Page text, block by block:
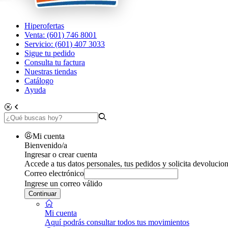
Hiperofertas
Venta: (601) 746 8001
Servicio: (601) 407 3033
Sigue tu pedido
Consulta tu factura
Nuestras tiendas
Catálogo
Ayuda
Mi cuenta
Bienvenido/a
Ingresar o crear cuenta
Accede a tus datos personales, tus pedidos y solicita
Correo electrónico
Ingrese un correo válido
Continuar
Mi cuenta
Aquí podrás consultar todos tus movimientos